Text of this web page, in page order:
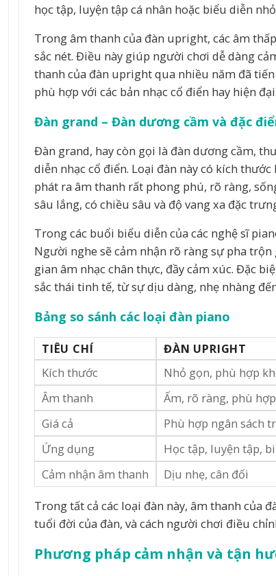
học tập, luyện tập cá nhân hoặc biểu diễn
Trong âm thanh của đàn upright, các âm
sắc nét. Điều này giúp người chơi dễ dàng
thanh của đàn upright qua nhiều năm đã
phù hợp với các bản nhạc cổ điển hay hiện đại
Đàn grand – Đàn dương cầm và đặc
Đàn grand, hay còn gọi là đàn dương cầm,
diễn nhạc cổ điển. Loại đàn này có kích
phát ra âm thanh rất phong phú, rõ ràng,
sâu lắng, có chiều sâu và độ vang xa đặc
Trong các buổi biểu diễn của các nghệ sĩ
Người nghe sẽ cảm nhận rõ ràng sự pha
gian âm nhạc chân thực, đầy cảm xúc. Đặc
sắc thái tinh tế, từ sự dịu dàng, nhẹ nhàng
Bảng so sánh các loại đàn piano
TIÊU CHÍ ĐÀN UPRIGHT
Kích thước
Nhỏ gọn, phù hợp
Âm thanh
Ấm, rõ ràng, phù
Giá cả
Phù hợp ngân sách
Ứng dụng
Học tập, luyện tập,
Cảm nhận âm thanh
Dịu nhẹ, cân đối
Trong tất cả các loại đàn này, âm thanh của
tuổi đời của đàn, và cách người chơi điều
Phương pháp cảm nhận và tận